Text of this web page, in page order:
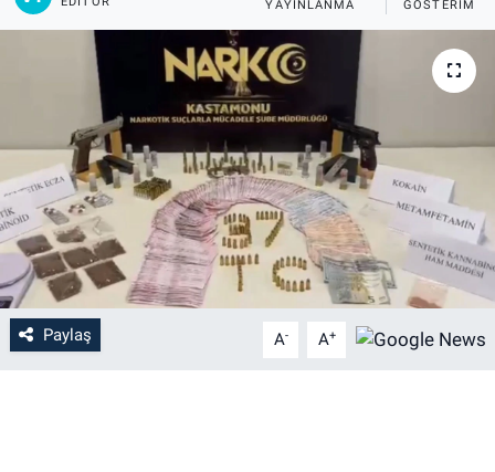
YAYINLANMA GÖSTERIM
Paylaş A- A+